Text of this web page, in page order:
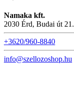
Namaka kft.
2030 Érd, Budai út 21.
+3620/960-8840
info@szellozoshop.hu